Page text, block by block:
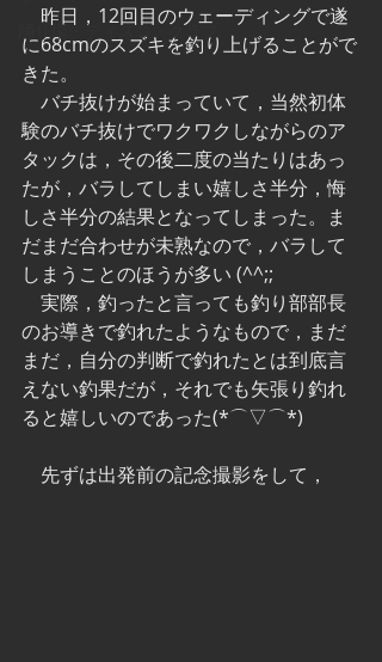
踊り場・ディスコ・クラブ
昨日，12回目のウェーディングで遂
に68cmのスズキを釣り上げることがで
きた。
バチ抜けが始まっていて，当然初体
験のバチ抜けでワクワクしながらのア
タックは，その後二度の当たりはあっ
たが，バラしてしまい嬉しさ半分，悔
しさ半分の結果となってしまった。ま
だまだ合わせが未熟なので，バラして
しまうことのほうが多い (^^;;
実際，釣ったと言っても釣り部部長
のお導きで釣れたようなもので，まだ
まだ，自分の判断で釣れたとは到底言
えない釣果だが，それでも矢張り釣れ
ると嬉しいのであった(*⌒▽⌒*)
先ずは出発前の記念撮影をして，